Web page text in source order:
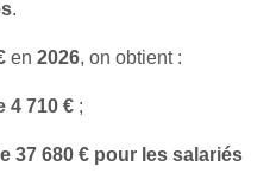
.
en 2026, on obtient :
4 710 € ;
37 680 € pour les salariés